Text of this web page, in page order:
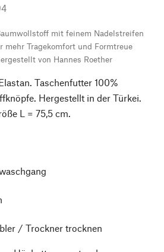
mit feinem Nadelstreifen
mehr Tragekomfort und Formtreue
von Hannes Roether
Taschenfutter 100%
Hergestellt in der Türkei.
L = 75,5 cm.
/ Trockner trocknen